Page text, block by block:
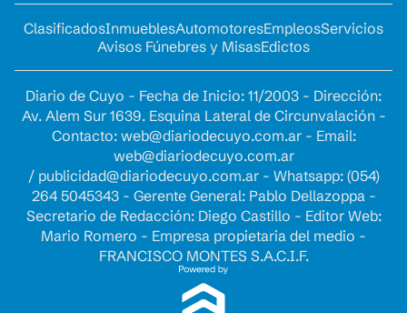
ClasificadosInmueblesAutomotoresEmpleosServicios
Avisos Fúnebres y MisasEdictos
Diario de Cuyo - Fecha de Inicio: 11/2003 - Dirección:
Av. Alem Sur 1639. Esquina Lateral de Circunvalación -
Contacto: web@diariodecuyo.com.ar- Email:
web@diariodecuyo.com.ar
/ publicidad@diariodecuyo.com.ar- Whatsapp: (054)
264 5045343 - Gerente General: Pablo Dellazoppa -
Secretario de Redacción: Diego Castillo - Editor Web:
Mario Romero - Empresa propietaria del medio -
FRANCISCO MONTES S.A.C.I.F.